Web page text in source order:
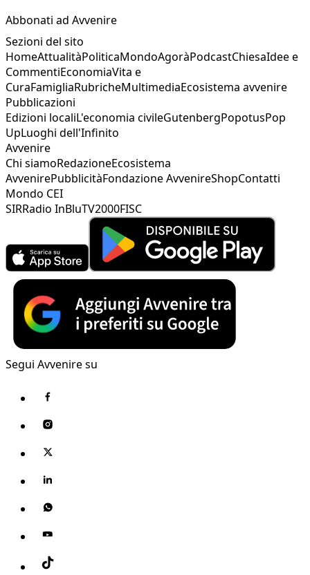
Abbonati ad Avvenire
Sezioni del sito
HomeAttualitàPoliticaMondoAgoràPodcastChiesaIdee e
CommentiEconomiaVita e
CuraFamigliaRubricheMultimediaEcosistema avvenire
Pubblicazioni
Edizioni localiL'economia civileGutenbergPopotusPop
UpLuoghi dell'Infinito
Avvenire
Chi siamoRedazioneEcosistema
AvvenirePubblicitàFondazione AvvenireShopContatti
Mondo CEI
SIRRadio InBluTV2000FISC
Segui Avvenire su